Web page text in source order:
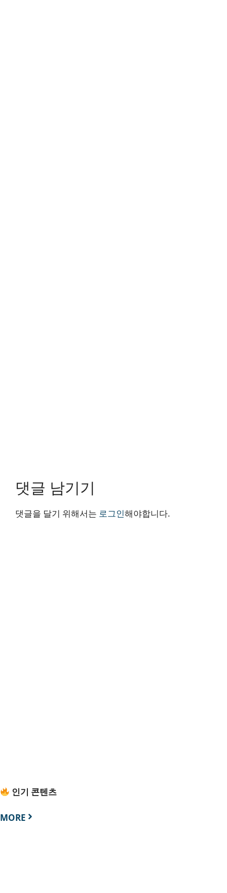
댓글 남기기
댓글을 달기 위해서는 로그인해야합니다.
인기 콘텐츠
MORE